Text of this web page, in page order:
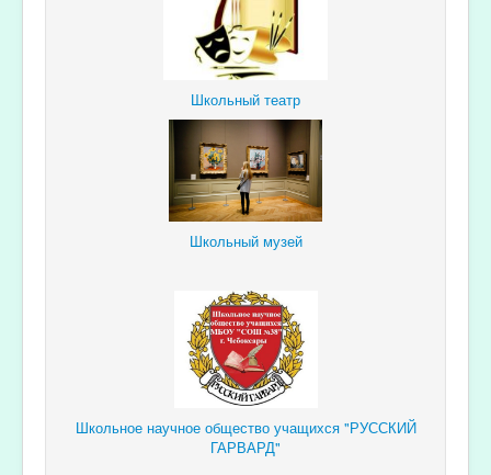
Школьный театр
Школьный музей
Школьное научное общество учащихся "РУССКИЙ
ГАРВАРД"